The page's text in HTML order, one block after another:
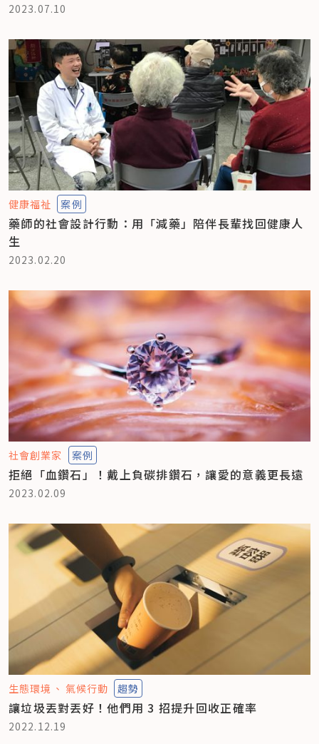
2023.07.10
健康福祉 案例
藥師的社會設計行動：用「減藥」陪伴長輩找回健康人
生
2023.02.20
社會創業家 案例
拒絕「血鑽石」！戴上負碳排鑽石，讓愛的意義更長遠
2023.02.09
生態環境 氣候行動 趨勢
讓垃圾丟對丟好！他們用 3 招提升回收正確率
2022.12.19